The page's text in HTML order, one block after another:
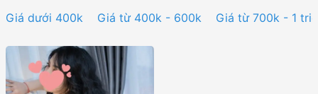
Giá dưới 400k Giá từ 400k - 600k Giá từ 700k - 1